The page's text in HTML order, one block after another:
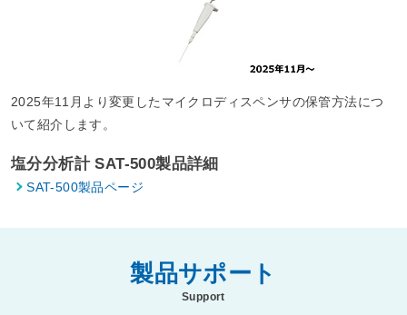
2025年11月より変更したマイクロディスペンサの保管方法につ
いて紹介します。
塩分分析計 SAT-500製品詳細
SAT-500製品ページ
製品サポート
Support